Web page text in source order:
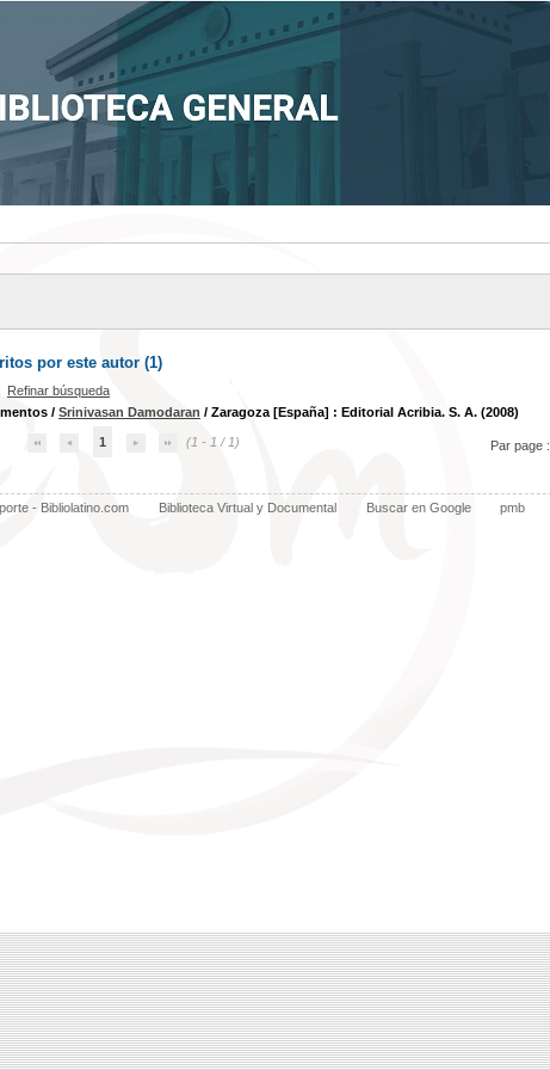
por este autor (1)
Refinar búsqueda
/ Srinivasan Damodaran / Zaragoza [España] : Editorial Acribia. S. A. (2008)
1 (1 - 1 / 1) Par page :
- Bibliolatino.com Biblioteca Virtual y Documental Buscar en Google pmb